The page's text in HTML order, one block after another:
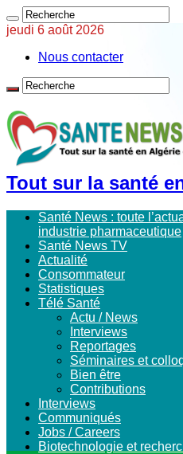
jeudi 6 août 2026
Nous contacter
Tout sur la santé
Santé News : toute
industrie pharmaceutique
Santé News TV
Actualité
Consommateur
Statistiques
Télé Santé
Actu / News
Interviews
Reportages
Séminaires et
Bien être
Contributions
Interviews
Communiqués
Jobs / Careers
Biotechnologie et